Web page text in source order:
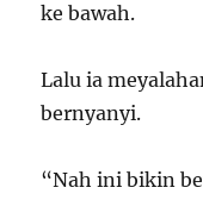
ke bawah.
Lalu ia
bernyanyi.
“Nah ini bikin